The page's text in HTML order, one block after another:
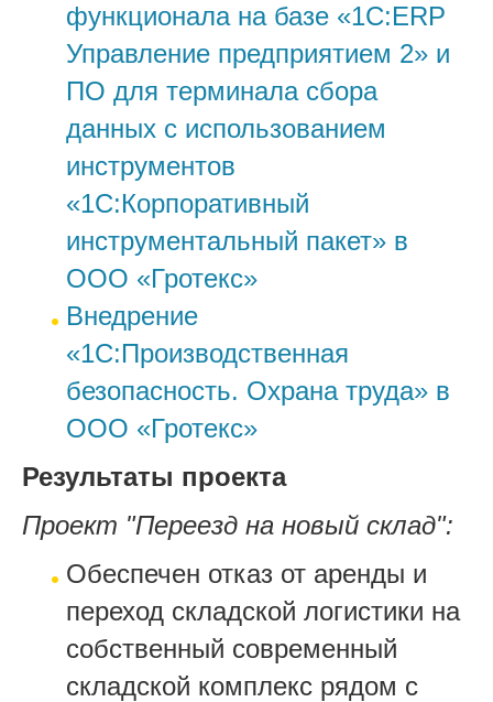
функционала на базе «1С:ERP
Управление предприятием 2» и
ПО для терминала сбора
данных с использованием
инструментов
«1С:Корпоративный
инструментальный пакет» в
ООО «Гротекс»
Внедрение
«1С:Производственная
безопасность. Охрана труда» в
ООО «Гротекс»
Результаты проекта
Проект "Переезд на новый склад":
Обеспечен отказ от аренды и
переход складской логистики на
собственный современный
складской комплекс рядом с